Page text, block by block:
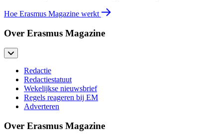
Hoe Erasmus Magazine werkt
Over Erasmus Magazine
Redactie
Redactiestatuut
Wekelijkse nieuwsbrief
Regels reageren bij EM
Adverteren
Over Erasmus Magazine